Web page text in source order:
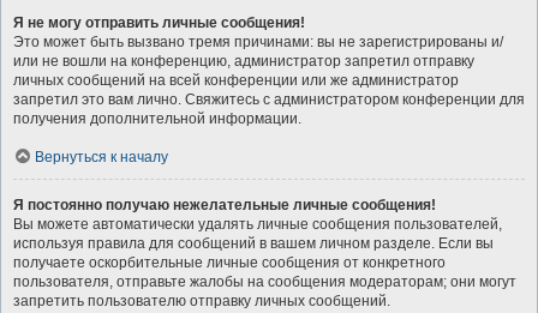
Я не могу отправить личные сообщения!
Это может быть вызвано тремя причинами: вы не зарегистрированы и/
или не вошли на конференцию, администратор запретил отправку
личных сообщений на всей конференции или же администратор
запретил это вам лично. Свяжитесь с администратором конференции для
получения дополнительной информации.
Вернуться к началу
Я постоянно получаю нежелательные личные сообщения!
Вы можете автоматически удалять личные сообщения пользователей,
используя правила для сообщений в вашем личном разделе. Если вы
получаете оскорбительные личные сообщения от конкретного
пользователя, отправьте жалобы на сообщения модераторам; они могут
запретить пользователю отправку личных сообщений.